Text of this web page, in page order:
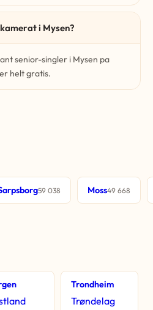
i Mysen?
senior-singler i Mysen pa
helt gratis.
59 038 Moss49 668
Trondheim
Trøndelag